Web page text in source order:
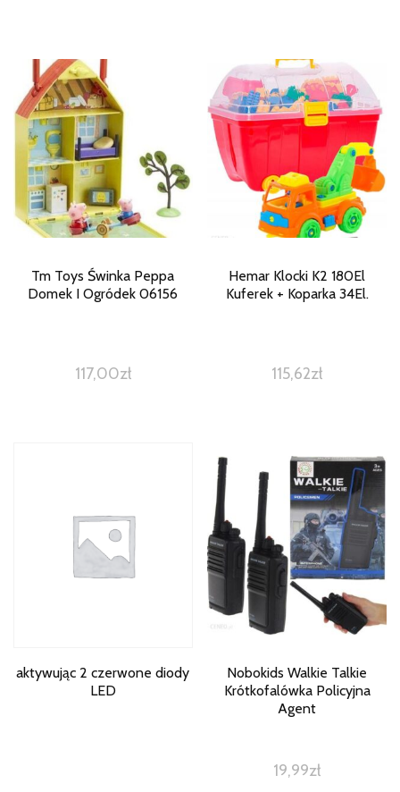
Tm Toys Świnka Peppa
Domek I Ogródek 06156
117,00zł
Hemar Klocki K2 180El
Kuferek + Koparka 34El.
115,62zł
aktywując 2 czerwone diody
LED
Nobokids Walkie Talkie
Krótkofalówka Policyjna
Agent
19,99zł